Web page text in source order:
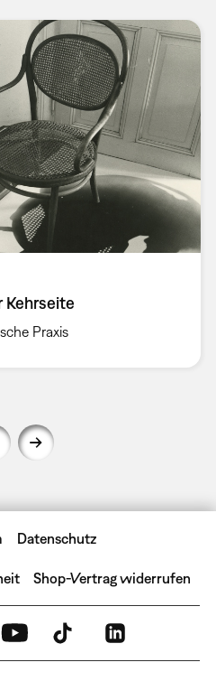
Kehrseite
Praxis
Datenschutz
Shop-Vertrag widerrufen